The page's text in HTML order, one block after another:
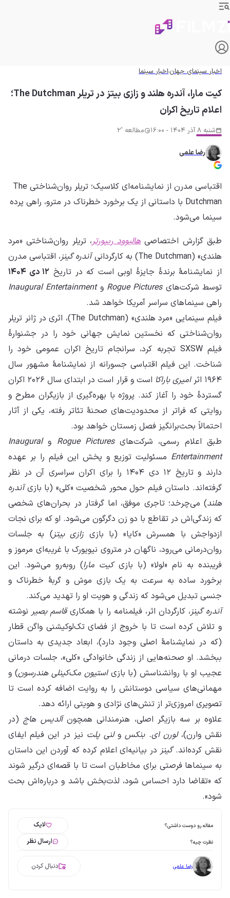
اخبار سینمای جهاناخبار سینما
کیت مارا، آندره هلند و زازی بیتز در تریلر The Dutchman؛
اعلام تاریخ اکران
شنبه 8 آذر 1404 - 16:00 مطالعه '2
رضا علمی
اقتباسی مدرن از نمایشنامه‌ای کلاسیک؛ تریلر روان‌شناختی The
Dutchman با داستانی از یک برخورد خطرناک در مترو، راهی پرده
سینما می‌شود.
طبق گزارش اختصاصیهالیوود ریپورتر، تریلر روان‌شناختی «مرد
هلندی» (The Dutchman) به کارگردانی
آندره گینز، اقتباسی مدرن
از نمایشنامهٔ برندهٔ جایزهٔ اوبی است که در تاریخ ۱۲ دی ۱۴۰۴
توسط شرکت‌هایRogue Pictures وInaugural Entertainment
راهی سینماهای سراسر آمریکا خواهد شد.
فیلم سینمایی «مرد هلندی» (The Dutchman)، اثری در ژانر تریلر
روان‌شناختی که نخستین نمایش جهانی خود را در جشنوارهٔ
فیلم SXSW تجربه کرد، سرانجام تاریخ اکران عمومی خود را
شناخت. این فیلم اقتباسی جسورانه از نمایشنامهٔ مشهور سال
۱۹۶۴ اثر
امیری باراکا
است و قرار است در ابتدای سال ۲۰۲۶ اکران
گستردهٔ خود را آغاز کند. پروژه با بهره‌گیری از بازیگران مطرح و
روایتی که فراتر از محدودیت‌های صحنهٔ تئاتر رفته، یکی از آثار
احتمالاً بحث‌برانگیز فصل زمستان خواهد بود.
طبق اعلام رسمی، شرکت‌هایRogue Pictures وInaugural
Entertainment مسئولیت توزیع و پخش این فیلم را بر عهده
دارند و تاریخ ۱۲ دی ۱۴۰۴ را برای اکران سراسری آن در نظر
گرفته‌اند. داستان فیلم حول محور شخصیت «کلی» (با بازیآندره
هلند) می‌چرخد؛ تاجری موفق، اما گرفتار در بحران‌های شخصی
که زندگی‌اش در تقاطع با دو زن دگرگون می‌شود. او که برای نجات
ازدواجش با همسرش «کایا» (با بازی زازی بیتز) به جلسات
روان‌درمانی می‌رود، ناگهان در متروی نیویورک با غریبه‌ای مرموز و
فریبنده به نام «لولا» (با بازیکیت مارا) روبه‌رو می‌شود. این
برخورد ساده به سرعت به یک بازی موش و گربهٔ خطرناک و
جنسی تبدیل می‌شود که زندگی و هویت او را تهدید می‌کند.
آندره گینز، کارگردان اثر، فیلمنامه را با همکاریقاسم بصیر نوشته
و تلاش کرده است تا با خروج از فضای تک‌لوکیشنی واگن قطار
(که در نمایشنامهٔ اصلی وجود دارد)، ابعاد جدیدی به داستان
ببخشد. او صحنه‌هایی از زندگی خانوادگی «کلی»، جلسات درمانی
عجیب او با روانشناسش (با بازیاستیون مک‌کینلی هندرسون) و
مهمانی‌های سیاسی دوستانش را به روایت اضافه کرده است تا
تصویری امروزی‌تر از تنش‌های نژادی و هویتی ارائه دهد.
علاوه بر سه بازیگر اصلی، هنرمندانی همچونآلدیس هاج(در
نقش وارن)،لورن ای. بنکسولنی پلت نیز در این فیلم ایفای
نقش کرده‌اند.گینزدر بیانیه‌ای اعلام کرده که آوردن این داستان
به سینماها فرصتی برای مخاطبان است تا با قصه‌ای درگیر شوند
که «تقاضا دارد احساس شود، لذت‌بخش باشد و درباره‌اش بحث
شود».
مقاله رو دوست داشتی؟ لایک
نظرت چیه؟ ارسال نظر
رضا علمی دنبال کردن